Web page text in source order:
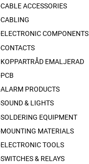
CABLE ACCESSORIES
CABLING
ELECTRONIC COMPONENTS
CONTACTS
KOPPARTRÅD EMALJERAD
PCB
ALARM PRODUCTS
SOUND & LIGHTS
SOLDERING EQUIPMENT
MOUNTING MATERIALS
ELECTRONIC TOOLS
SWITCHES & RELAYS